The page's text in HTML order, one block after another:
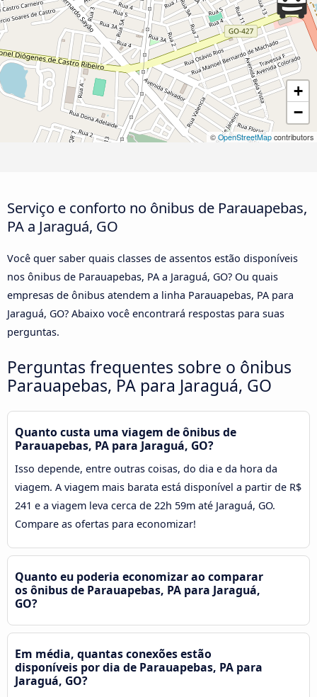
+
−
© OpenStreetMap contributors
Serviço e conforto no ônibus de Parauapebas,
PA a Jaraguá, GO
Você quer saber quais classes de assentos estão disponíveis
nos ônibus de Parauapebas, PA a Jaraguá, GO? Ou quais
empresas de ônibus atendem a linha Parauapebas, PA para
Jaraguá, GO? Abaixo você encontrará respostas para suas
perguntas.
Perguntas frequentes sobre o ônibus
Parauapebas, PA para Jaraguá, GO
Quanto custa uma viagem de ônibus de
Parauapebas, PA para Jaraguá, GO?
Isso depende, entre outras coisas, do dia e da hora da
viagem. A viagem mais barata está disponível a partir de R$
241 e a viagem leva cerca de 22h 59m até Jaraguá, GO.
Compare as ofertas para economizar!
Quanto eu poderia economizar ao comparar
os ônibus de Parauapebas, PA para Jaraguá,
GO?
Em média, quantas conexões estão
disponíveis por dia de Parauapebas, PA para
Jaraguá, GO?